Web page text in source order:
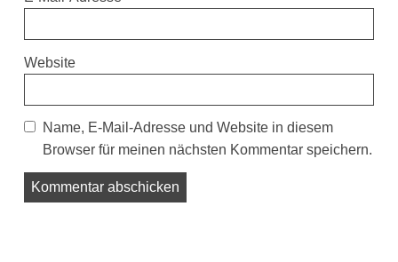
Website
Name, E-Mail-Adresse und Website in diesem
Browser für meinen nächsten Kommentar speichern.